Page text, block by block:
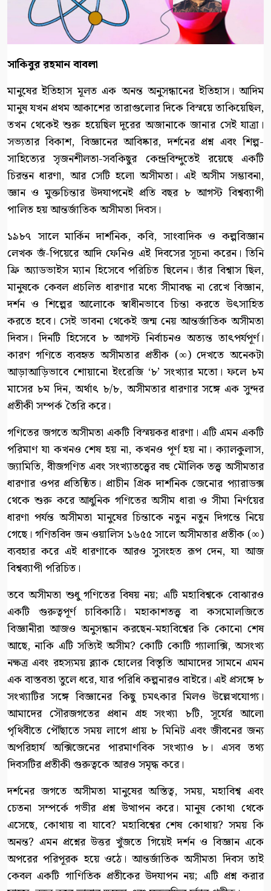
সাকিবুর রহমান বাবলা
মানুষের ইতিহাস মূলত এক অনন্ত অনুসন্ধানের ইতিহাস। আদিম
মানুষ যখন প্রথম আকাশের তারাগুলোর দিকে বিস্ময়ে তাকিয়েছিল,
তখন থেকেই শুরু হয়েছিল দূরের অজানাকে জানার সেই যাত্রা।
সভ্যতার বিকাশ, বিজ্ঞানের আবিষ্কার, দর্শনের প্রশ্ন এবং শিল্প-
সাহিত্যের সৃজনশীলতা-সবকিছুর কেন্দ্রবিন্দুতেই রয়েছে একটি
চিরন্তন ধারণা, আর সেটি হলো অসীমতা। এই অসীম সম্ভাবনা,
জ্ঞান ও মুক্তচিন্তার উদযাপনেই প্রতি বছর ৮ আগস্ট বিশ্বব্যাপী
পালিত হয় আন্তর্জাতিক অসীমতা দিবস।
১৯৮৭ সালে মার্কিন দার্শনিক, কবি, সাংবাদিক ও কল্পবিজ্ঞান
লেখক জঁ-পিয়েরে আদি ফেনিও এই দিবসের সূচনা করেন। তিনি
ফ্রি অ্যাডভাইস ম্যান হিসেবে পরিচিত ছিলেন। তাঁর বিশ্বাস ছিল,
মানুষকে কেবল প্রচলিত ধারণার মধ্যে সীমাবদ্ধ না রেখে বিজ্ঞান,
দর্শন ও শিল্পের আলোকে স্বাধীনভাবে চিন্তা করতে উৎসাহিত
করতে হবে। সেই ভাবনা থেকেই জন্ম নেয় আন্তর্জাতিক অসীমতা
দিবস। দিনটি হিসেবে ৮ আগস্ট নির্বাচনও অত্যন্ত তাৎপর্যপূর্ণ।
কারণ গণিতে ব্যবহৃত অসীমতার প্রতীক (∞) দেখতে অনেকটা
আড়াআড়িভাবে শোয়ানো ইংরেজি ‘৮’ সংখ্যার মতো। ফলে ৮ম
মাসের ৮ম দিন, অর্থাৎ ৮/৮, অসীমতার ধারণার সঙ্গে এক সুন্দর
প্রতীকী সম্পর্ক তৈরি করে।
গণিতের জগতে অসীমতা একটি বিস্ময়কর ধারণা। এটি এমন একটি
পরিমাণ যা কখনও শেষ হয় না, কখনও পূর্ণ হয় না। ক্যালকুলাস,
জ্যামিতি, বীজগণিত এবং সংখ্যাতত্ত্বের বহু মৌলিক তত্ত্ব অসীমতার
ধারণার ওপর প্রতিষ্ঠিত। প্রাচীন গ্রিক দার্শনিক জেনোর প্যারাডক্স
থেকে শুরু করে আধুনিক গণিতের অসীম ধারা ও সীমা নির্ণয়ের
ধারণা পর্যন্ত অসীমতা মানুষের চিন্তাকে নতুন নতুন দিগন্তে নিয়ে
গেছে। গণিতবিদ জন ওয়ালিস ১৬৫৫ সালে অসীমতার প্রতীক (∞)
ব্যবহার করে এই ধারণাকে আরও সুসংহত রূপ দেন, যা আজ
বিশ্বব্যাপী পরিচিত।
তবে অসীমতা শুধু গণিতের বিষয় নয়; এটি মহাবিশ্বকে বোঝারও
একটি গুরুত্বপূর্ণ চাবিকাঠি। মহাকাশতত্ত্ব বা কসমোলজিতে
বিজ্ঞানীরা আজও অনুসন্ধান করছেন-মহাবিশ্বের কি কোনো শেষ
আছে, নাকি এটি সত্যিই অসীম? কোটি কোটি গ্যালাক্সি, অসংখ্য
নক্ষত্র এবং রহস্যময় ব্ল্যাক হোলের বিস্তৃতি আমাদের সামনে এমন
এক বাস্তবতা তুলে ধরে, যার পরিধি কল্পনারও বাইরে। এই প্রসঙ্গে ৮
সংখ্যাটির সঙ্গে বিজ্ঞানের কিছু চমৎকার মিলও উল্লেখযোগ্য।
আমাদের সৌরজগতের প্রধান গ্রহ সংখ্যা ৮টি, সূর্যের আলো
পৃথিবীতে পৌঁছাতে সময় লাগে প্রায় ৮ মিনিট এবং জীবনের জন্য
অপরিহার্য অক্সিজেনের পারমাণবিক সংখ্যাও ৮। এসব তথ্য
দিবসটির প্রতীকী গুরুত্বকে আরও সমৃদ্ধ করে।
দর্শনের জগতে অসীমতা মানুষের অস্তিত্ব, সময়, মহাবিশ্ব এবং
চেতনা সম্পর্কে গভীর প্রশ্ন উত্থাপন করে। মানুষ কোথা থেকে
এসেছে, কোথায় বা যাবে? মহাবিশ্বের শেষ কোথায়? সময় কি
অনন্ত? এমন প্রশ্নের উত্তর খুঁজতে গিয়েই দর্শন ও বিজ্ঞান একে
অপরের পরিপূরক হয়ে ওঠে। আন্তর্জাতিক অসীমতা দিবস তাই
কেবল একটি গাণিতিক প্রতীকের উদযাপন নয়; এটি প্রশ্ন করার